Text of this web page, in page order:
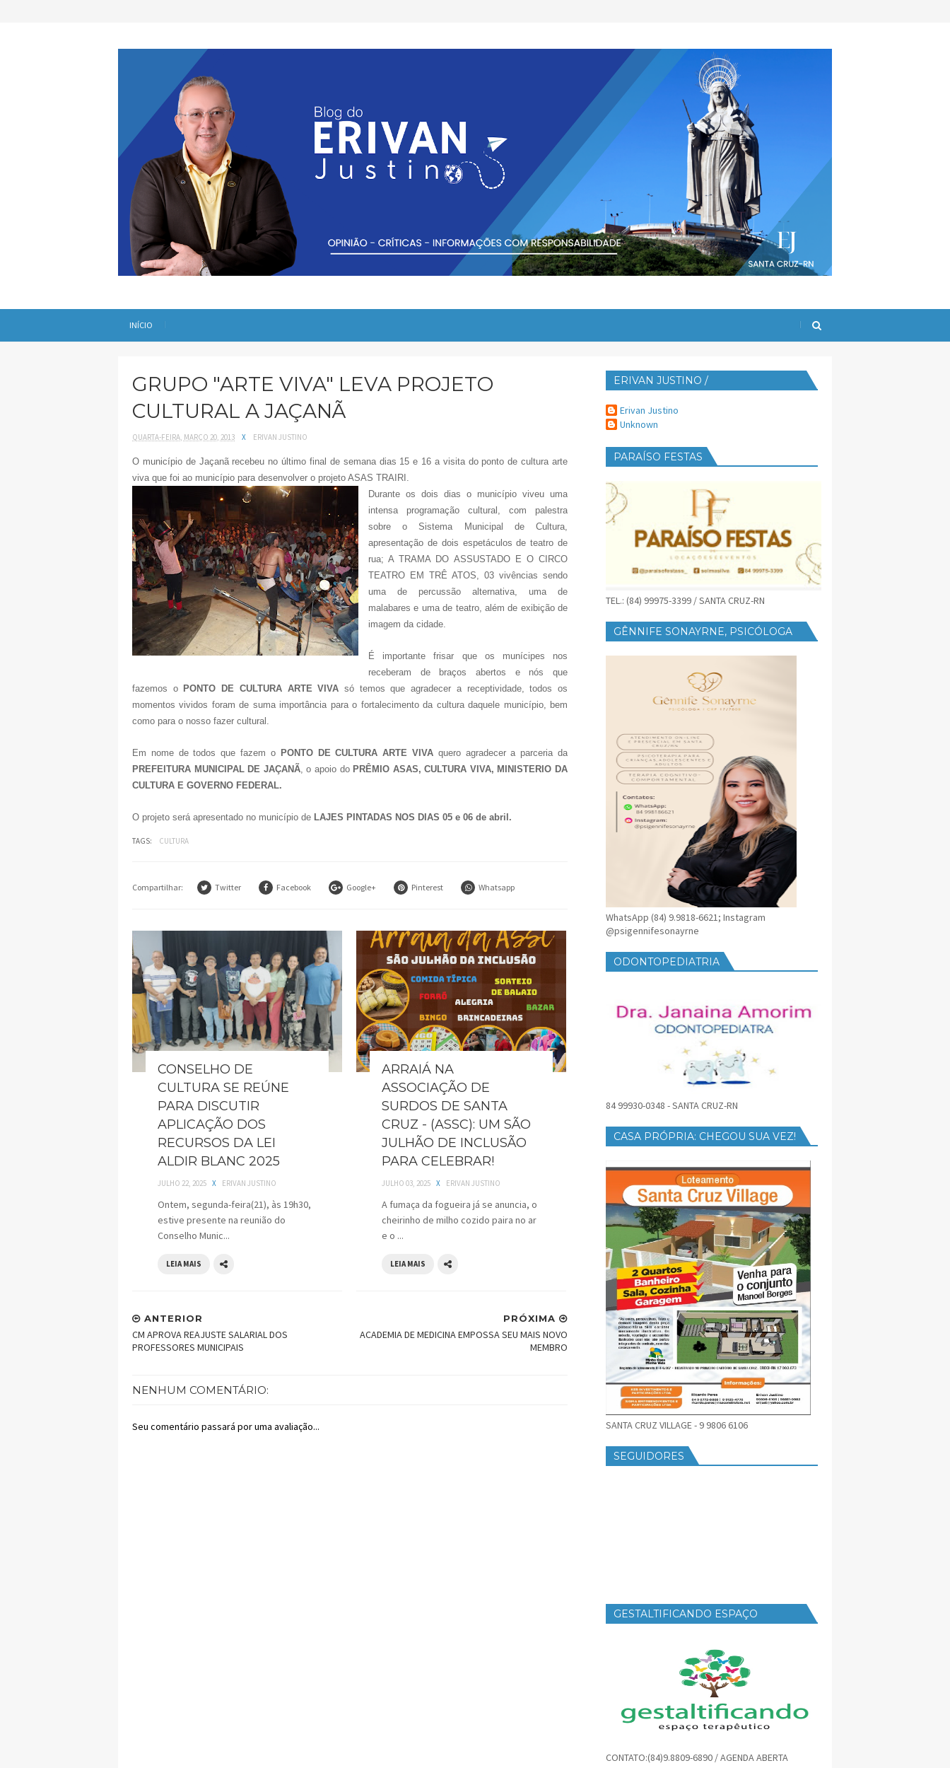
INÍCIO
GRUPO "ARTE VIVA" LEVA PROJETO
CULTURAL A JAÇANÃ
QUARTA-FEIRA, MARÇO 20, 2013 X ERIVAN JUSTINO
O município de Jaçanã recebeu no último final de semana dias 15 e 16 a visita do ponto de cultura arte
viva que foi ao município para desenvolver o projeto ASAS TRAIRI.
Durante os dois dias o município viveu uma
intensa programação cultural, com palestra
sobre o Sistema Municipal de Cultura,
apresentação de dois espetáculos de teatro de
rua; A TRAMA DO ASSUSTADO E O CIRCO
TEATRO EM TRÊ ATOS, 03 vivências sendo
uma de percussão alternativa, uma de
malabares e uma de teatro, além de exibição de
imagem da cidade.
É importante frisar que os munícipes nos
receberam de braços abertos e nós que
fazemos o PONTO DE CULTURA ARTE VIVA só temos que agradecer a receptividade, todos os
momentos vividos foram de suma importância para o fortalecimento da cultura daquele município, bem
como para o nosso fazer cultural.
Em nome de todos que fazem o PONTO DE CULTURA ARTE VIVAquero agradecer a parceria da
PREFEITURA MUNICIPAL DE JAÇANÃ, o apoio do PRÊMIO ASAS, CULTURA VIVA, MINISTERIO DA
CULTURA E GOVERNO FEDERAL.
O projeto será apresentado no município de LAJES PINTADAS NOS DIAS 05 e 06 de abril.
TAGS: CULTURA
Compartilhar: Twitter Facebook Google+ Pinterest Whatsapp
CONSELHO DE
CULTURA SE REÚNE
PARA DISCUTIR
APLICAÇÃO DOS
RECURSOS DA LEI
ALDIR BLANC 2025
JULHO 22, 2025 X ERIVAN JUSTINO
Ontem, segunda-feira(21), às 19h30,
estive presente na reunião do
Conselho Munic...
LEIA MAIS
ARRAIÁ NA
ASSOCIAÇÃO DE
SURDOS DE SANTA
CRUZ - (ASSC): UM SÃO
JULHÃO DE INCLUSÃO
PARA CELEBRAR!
JULHO 03, 2025 X ERIVAN JUSTINO
A fumaça da fogueira já se anuncia, o
cheirinho de milho cozido paira no ar
e o ...
LEIA MAIS
PRÓXIMA
ACADEMIA DE MEDICINA EMPOSSA SEU MAIS NOVO
MEMBRO
ANTERIOR
CM APROVA REAJUSTE SALARIAL DOS
PROFESSORES MUNICIPAIS
NENHUM COMENTÁRIO:
Seu comentário passará por uma avaliação...
ERIVAN JUSTINO /
Erivan Justino
Unknown
PARAÍSO FESTAS
TEL.: (84) 99975-3399 / SANTA CRUZ-RN
GÊNNIFE SONAYRNE, PSICÓLOGA
WhatsApp (84) 9.9818-6621; Instagram
@psigennifesonayrne
ODONTOPEDIATRIA
84 99930-0348 - SANTA CRUZ-RN
CASA PRÓPRIA: CHEGOU SUA VEZ!
SANTA CRUZ VILLAGE - 9 9806 6106
SEGUIDORES
GESTALTIFICANDO ESPAÇO
CONTATO:(84)9.8809-6890 / AGENDA ABERTA